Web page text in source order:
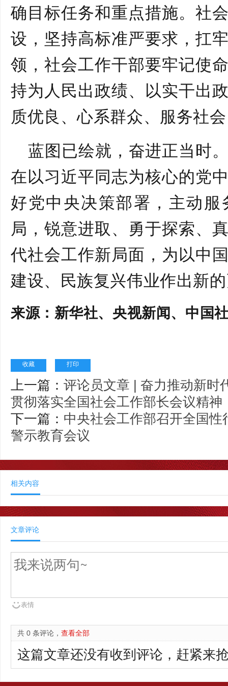
确目标任务和重点措施。社
设，坚持高标准严要求，扛
领，社会工作干部要牢记使
持为人民出政绩、以实干出
质优良、心系群众、服务社
蓝图已绘就，奋进正当时
在以习近平同志为核心的党
好党中央决策部署，主动
局，锐意进取、勇于探索、
代社会工作新局面，为以中
建设、民族复兴伟业作出新
来源：新华社、央视新闻、中国
收藏 打印
上一篇： 评论员文章 | 奋力推动新
贯彻落实全国社会工作部长会议精神
下一篇： 中央社会工作部召开全国
警示教育会议
相关内容
文章评论
表情
共 0 条评论， 查看全部
这篇文章还没有收到评论，赶紧来